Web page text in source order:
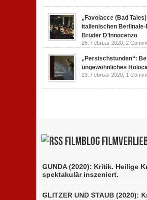
„Favolacce (Bad
italienischen
Brüder D’Innocenzo
25. Februar 2020, 2
„Persischstunden“:
ungewöhnliches
23. Februar 2020, 1
Filmblog
GUNDA (2020): Kritik. Heilige
spektakulär inszeniert.
GLITZER UND STAUB (2020):